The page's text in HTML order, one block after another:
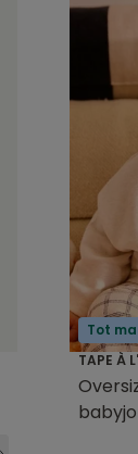
Tot
TAPE À